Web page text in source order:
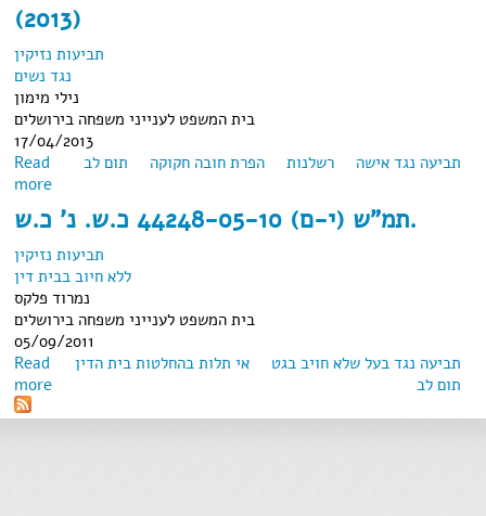
(2013)
תביעות נזיקין
נגד נשים
נילי מימון
בית המשפט לענייני משפחה בירושלים
17/04/2013
תביעה נגד אישה
רשלנות הפרת חובה חקוקה תום לב
Read
more
תמ"ש (י-ם) 44248-05-10 כ.ש. נ' כ.ש.
תביעות נזיקין
ללא חיוב בבית דין
נמרוד פלקס
בית המשפט לענייני משפחה בירושלים
05/09/2011
תביעה נגד בעל שלא חויב בגט
אי תלות בהחלטות בית הדין
תום לב
Read
more